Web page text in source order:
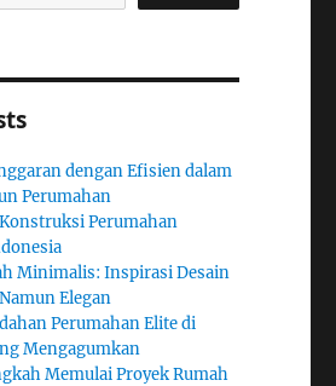
dengan Efisien dalam
Perumahan
Perumahan
Minimalis: Inspirasi Desain
Elegan
Perumahan Elite di
Mengagumkan
Memulai Proyek Rumah